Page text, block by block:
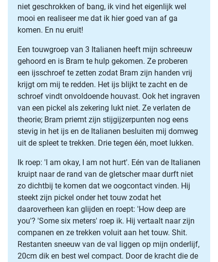
niet geschrokken of bang, ik vind het eigenlijk wel
mooi en realiseer me dat ik hier goed van af ga
komen. En nu eruit!
Een touwgroep van 3 Italianen heeft mijn schreeuw
gehoord en is Bram te hulp gekomen. Ze proberen
een ijsschroef te zetten zodat Bram zijn handen vrij
krijgt om mij te redden. Het ijs blijkt te zacht en de
schroef vindt onvoldoende houvast. Ook het ingraven
van een pickel als zekering lukt niet. Ze verlaten de
theorie; Bram priemt zijn stijgijzerpunten nog eens
stevig in het ijs en de Italianen besluiten mij domweg
uit de spleet te trekken. Drie tegen één, moet lukken.
Ik roep: 'I am okay, I am not hurt'. Eén van de Italianen
kruipt naar de rand van de gletscher maar durft niet
zo dichtbij te komen dat we oogcontact vinden. Hij
steekt zijn pickel onder het touw zodat het
daaroverheen kan glijden en roept: 'How deep are
you'? 'Some six meters' roep ik. Hij vertaalt naar zijn
companen en ze trekken voluit aan het touw. Shit.
Restanten sneeuw van de val liggen op mijn onderlijf,
20cm dik en best wel compact. Door de kracht die de